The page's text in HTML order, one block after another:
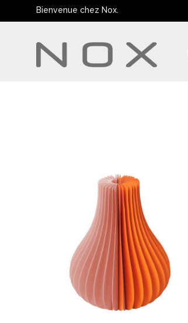
Bienvenue chez Nox.